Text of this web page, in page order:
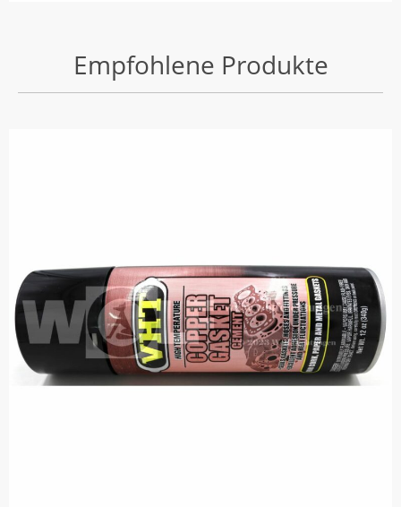
Empfohlene Produkte